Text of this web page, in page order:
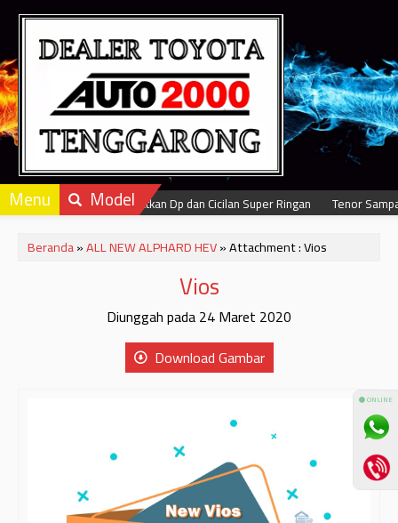
Dapatkan Dp dan Cicilan Super Ringan Tenor
Menu Model
Beranda»ALL NEW ALPHARD HEV» Attachment : Vios
Vios
Diunggah pada 24 Maret 2020
Download Gambar
⚫ ONLINE